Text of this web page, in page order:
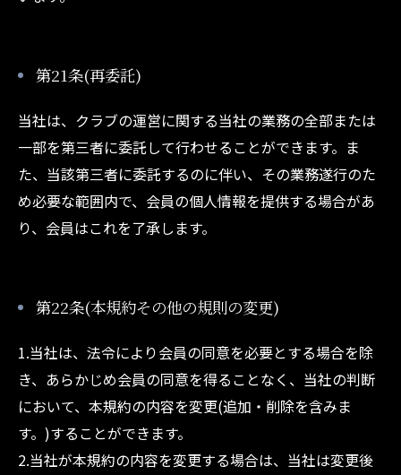
第21条(再委託)
当社は、クラブの運営に関する当社の業務の全部または
一部を第三者に委託して行わせることができます。ま
た、当該第三者に委託するのに伴い、その業務遂行のた
め必要な範囲内で、会員の個人情報を提供する場合があ
り、会員はこれを了承します。
第22条(本規約その他の規則の変更)
1.当社は、法令により会員の同意を必要とする場合を除
き、あらかじめ会員の同意を得ることなく、当社の判断
において、本規約の内容を変更(追加・削除を含みま
す。)することができます。
2.当社が本規約の内容を変更する場合は、当社は変更後